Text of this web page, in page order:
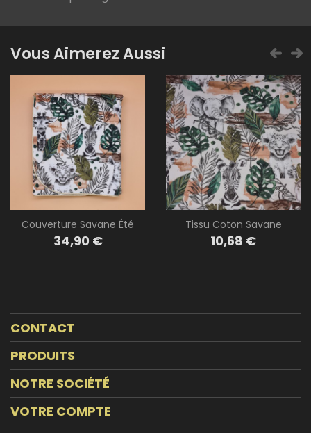
Vous Aimerez Aussi
Couverture Savane Été
Prix
34,90 €
Tissu Coton Savane
Prix
10,68 €
CONTACT
PRODUITS
NOTRE SOCIÉTÉ
VOTRE COMPTE